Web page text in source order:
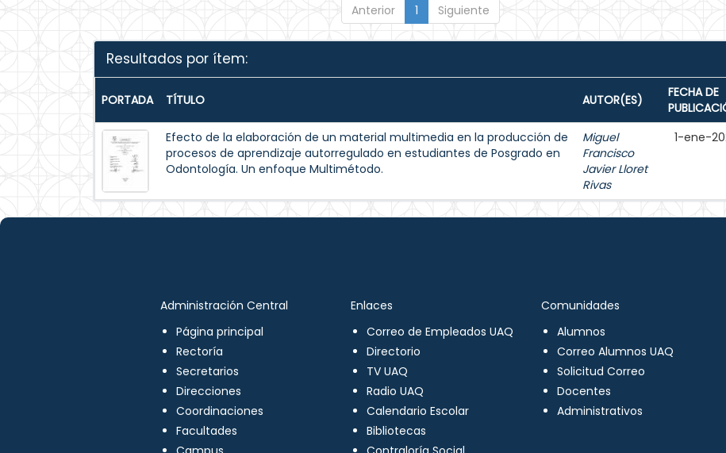
Anterior 1 Siguiente
Resultados por ítem:
PORTADA TÍTULO AUTOR(ES)
FECHA DE
Efecto de la elaboración de un material multimedia en la producción de
procesos de aprendizaje autorregulado en estudiantes de Posgrado en
Odontología. Un enfoque Multimétodo.
Miguel
Francisco
Javier Lloret
Rivas
1-ene-
Administración Central
Página principal
Rectoría
Secretarios
Direcciones
Coordinaciones
Facultades
Enlaces
Correo de Empleados UAQ
Directorio
TV UAQ
Radio UAQ
Calendario Escolar
Bibliotecas
Comunidades
Alumnos
Correo Alumnos UAQ
Solicitud Correo
Docentes
Administrativos